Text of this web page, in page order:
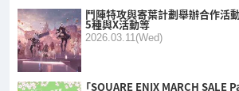
鬥陣特攻與寄葉計劃舉辦合作活
5種與X活動等
2026.03.11(Wed)
「SQUARE ENIX MARCH SALE